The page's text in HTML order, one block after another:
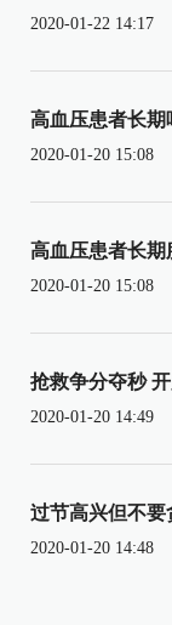
2020-01-22 14:17
高血压患者长
2020-01-20 15:08
高血压患者长
2020-01-20 15:08
抢救争分夺秒
2020-01-20 14:49
过节高兴但不
2020-01-20 14:48